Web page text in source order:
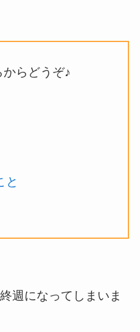
らどうぞ♪
と
週になってしまいま